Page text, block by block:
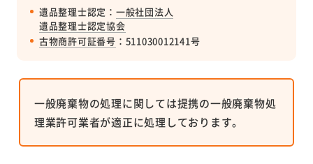
遺品整理士認定： 一般社団法人
遺品整理士認定協会
古物商許可証番号 ：511030012141号
一般廃棄物の処理に関しては提携の一般廃棄物処
理業許可業者が適正に処理しております。